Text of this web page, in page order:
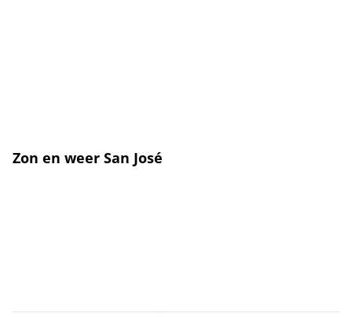
Zon en weer San José